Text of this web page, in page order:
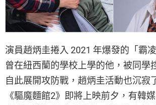
演員趙炳圭捲入 2021 年爆發的「霸
曾在紐西蘭的學校上學的他，被同學
自此展開攻防戰，趙炳圭活動也沉寂
《驅魔麵館2》即將上映前夕，有韓